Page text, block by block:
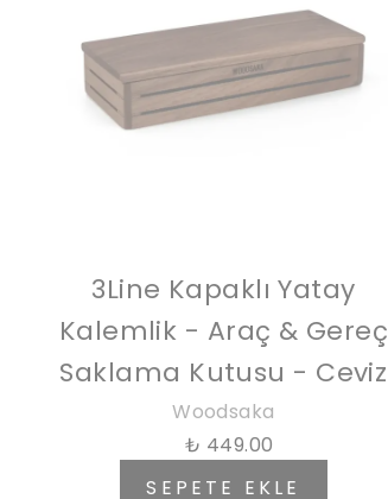
3Line Kapaklı Yatay
Kalemlik - Araç & Gereç
Saklama Kutusu - Ceviz
Woodsaka
₺ 449.00
SEPETE EKLE